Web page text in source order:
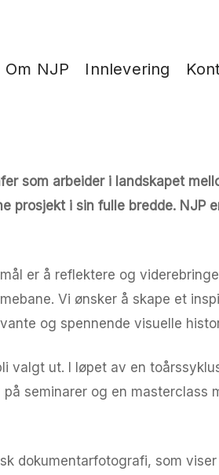
Om NJP Innlevering
som arbeider i landskapet
prosjekt i sin fulle bredde. NJP
er å reflektere og
Vi ønsker å skape et
og spennende visuelle
valgt ut. I løpet av en
seminarer og en masterclass
dokumentarfotografi, som